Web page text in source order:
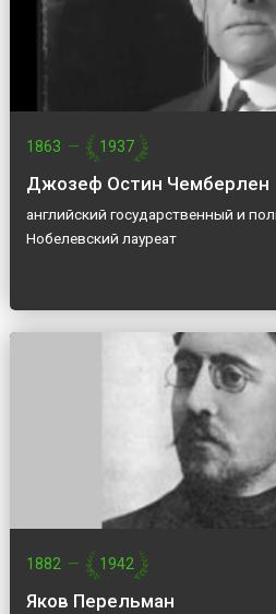
1863 — 1937
Джозеф Остин Чемберлен
английский государственный и
Нобелевский лауреат
1882 — 1942
Яков Перельман